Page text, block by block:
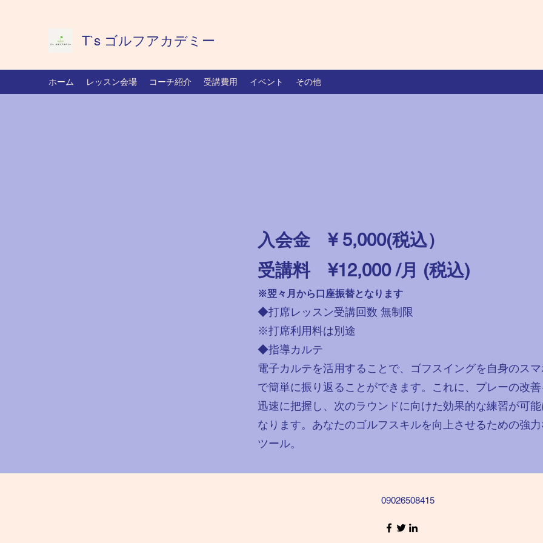
T`s ゴルフアカデミー
ホーム レッスン会場 コーチ紹介 受講費用 イベント その他
入会金 ¥ 5,000(税込）
受講料 ¥12,000 /月 (税込)
※翌々月から口座振替となります
◆打席レッスン受講回数 無制限
※打席利用料は別途
◆指導カルテ
電子カルテを活用することで、ゴフスイングを自身のスマ
で簡単に振り返ることができます。これに、プレーの改善
迅速に把握し、次のラウンドに向けた効果的な練習が可能
なります。あなたのゴルフスキルを向上させるための強力
ツール。
09026508415